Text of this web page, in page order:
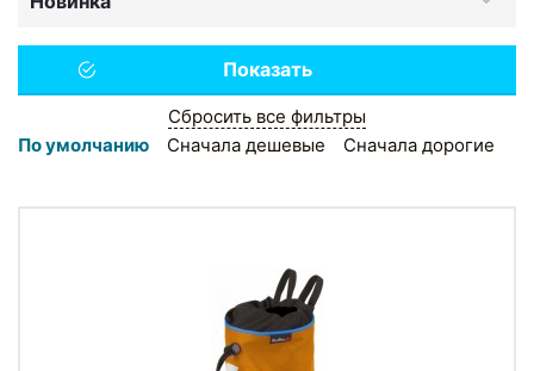
Сбросить все фильтры
По умолчанию
Сначала дешевые Сначала дорогие